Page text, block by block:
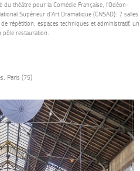
du théâtre pour la Comédie Française, l'Odéon-
Supérieur d’Art Dramatique (CNSAD): 7 salles
répétition, espaces techniques et administratif, un
pôle restauration.
Paris (75)